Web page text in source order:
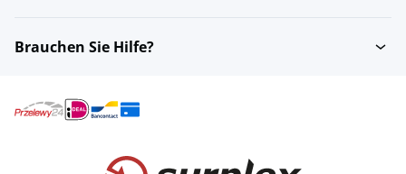
Brauchen Sie Hilfe?